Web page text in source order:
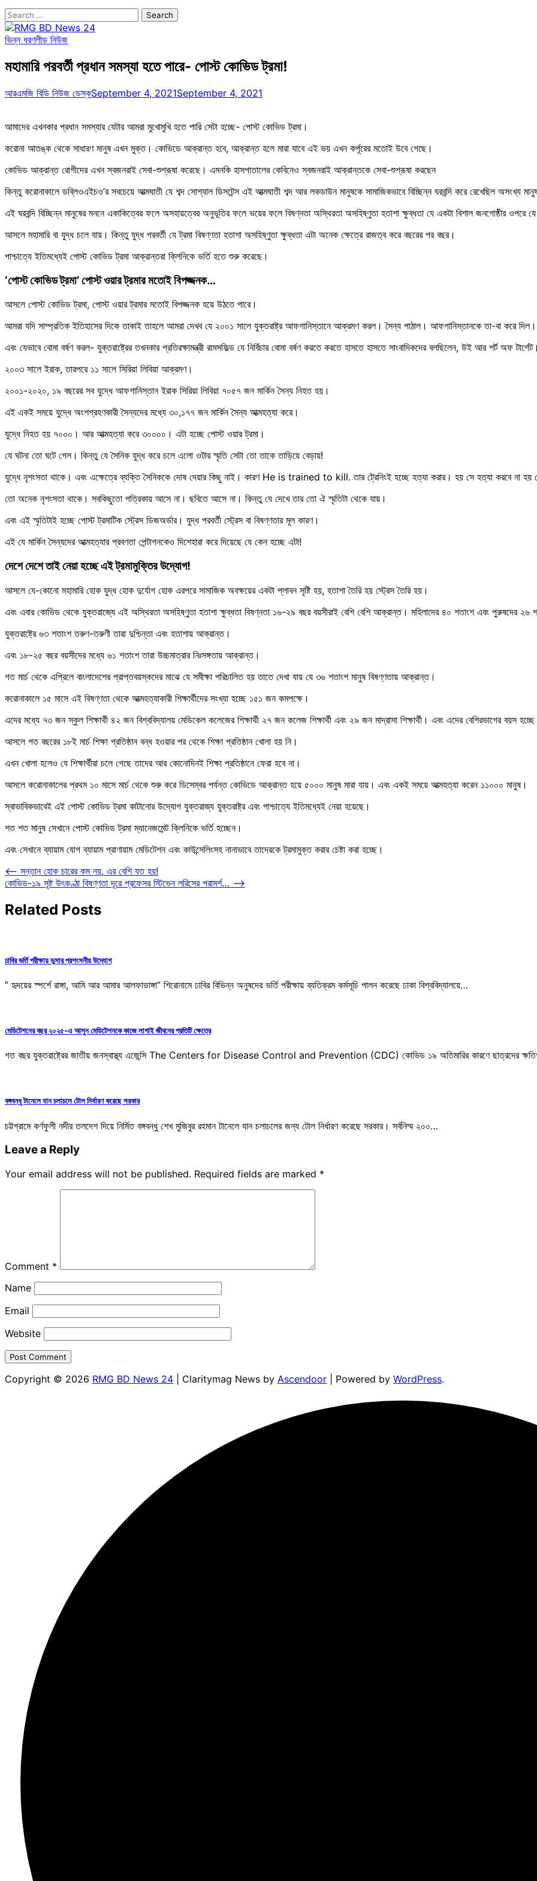
Search
for:
ভিন্ন ধরণলীড নিউজ
মহামারি পরবর্তী প্রধান সমস্যা হতে পারে- পোস্ট কোভিড ট্রমা!
আরএমজি বিডি নিউজ ডেস্কSeptember 4, 2021September 4, 2021
আমাদের এখনকার প্রধান সমস্যার যেটার আমরা মুখোমুখি হতে পারি সেটা হচ্ছে- পোস্ট কোভিড ট্রমা।
করোনা আতঙ্ক থেকে সাধারণ মানুষ এখন মুক্ত। কোভিডে আক্রান্ত হবে, আক্রান্ত হলে মারা যাবে এই ভয় এখন কর্পূরের মতোই উবে গেছে।
কোভিড আক্রান্ত রোগীদের এখন স্বজনরাই সেবা-শুশ্রূষা করেছে। এমনকি হাসপাতালের কেবিনেও স্বজনরাই আক্রান্তকে সেবা-শুশ্রূষা করছেন
কিন্তু করোনাকালে ডব্লিওএইচও’র সবচেয়ে আত্মঘাতী যে শব্দ সোশ্যাল ডিসটেন্স এই আত্মঘাতী শব্দ আর লকডাউন মানুষকে সামাজিকভাবে বিচ্ছিন্ন ঘরবন্দি করে রেখেছিল অসংখ্য
এই ঘরবন্দি বিচ্ছিন্ন মানুষের মননে একাকিত্বের ফলে অসহায়ত্বের অনুভূতির ফলে ভয়ের ফলে বিষণ্নতা অস্থিরতা অসহিষ্ণুতা হতাশা ক্ষুব্ধতা যে একটা বিশাল জনগোষ্ঠীর
আসলে মহামারি বা যুদ্ধ চলে যায়। কিন্তু যুদ্ধ পরবর্তী যে ট্রমা বিষণ্ণতা হতাশা অসহিষ্ণুতা ক্ষুব্ধতা এটা অনেক ক্ষেত্রে রাজত্ব করে বছরের পর বছর।
পাশ্চাত্যে ইতিমধ্যেই পোস্ট কোভিড ট্রমা আক্রান্তরা ক্লিনিকে ভর্তি হতে শুরু করেছে।
‘পোস্ট কোভিড ট্রমা’ পোস্ট ওয়ার ট্রমার মতোই বিপজ্জনক…
আসলে পোস্ট কোভিড ট্রমা, পোস্ট ওয়ার ট্রমার মতোই বিপজ্জনক হয়ে উঠতে পারে।
আমরা যদি সাম্প্রতিক ইতিহাসের দিকে তাকাই তাহলে আমরা দেখব যে ২০০১ সালে যুক্তরাষ্ট্র আফগানিস্তানে আক্রমণ করল। সৈন্য পাঠাল। আফগানিস্তানকে তা-বা করে দিল।
এবং যেভাবে বোমা বর্ষণ করল- যুক্তরাষ্ট্রের তখনকার প্রতিরক্ষামন্ত্রী রামসফিল্ড যে নির্বিচার বোমা বর্ষণ করতে করতে হাসতে হাসতে সাংবাদিকদের বলছিলেন, উই আর শর্ট অফ
২০০৩ সালে ইরাক, তারপরে ১১ সালে সিরিয়া লিবিয়া আক্রমণ।
২০০১-২০২০, ১৯ বছরের সব যুদ্ধে আফগানিস্তান ইরাক সিরিয়া লিবিয়া ৭০৫৭ জন মার্কিন সৈন্য নিহত হয়।
এই একই সময়ে যুদ্ধে অংশগ্রহণকারী সৈন্যদের মধ্যে ৩০,১৭৭ জন মার্কিন সৈন্য আত্মহত্যা করে।
যুদ্ধে নিহত হয় ৭০০০। আর আত্মহত্যা করে ৩০০০০। এটা হচ্ছে পোস্ট ওয়ার ট্রমা।
যে ঘটনা তো ঘটে গেল। কিন্তু যে সৈনিক যুদ্ধ করে চলে এলো ওটার স্মৃতি সেটা তো তাকে তাড়িয়ে বেড়ায়!
যুদ্ধে নৃশংসতা থাকে। এবং এক্ষেত্রে ব্যক্তি সৈনিককে দোষ দেয়ার কিছু নাই। কারণ He is trained to kill. তার ট্রেনিংই হচ্ছে হত্যা করার। হয় সে হত্যা করবে না হয়
তো অনেক নৃশংসতা থাকে। সবকিছুতো পত্রিকায় আসে না। ছবিতে আসে না। কিন্তু যে দেখে তার তো ঐ স্মৃতিটা থেকে যায়।
এবং এই স্মৃতিটাই হচ্ছে পোস্ট ট্রমাটিক স্ট্রেস ডিজঅর্ডার। যুদ্ধ পরবর্তী স্ট্রেস বা বিষণ্ণতার মূল কারণ।
এই যে মার্কিন সৈন্যদের আত্মহত্যার প্রবণতা পেন্টাগনকেও দিশেহারা করে দিয়েছে যে কেন হচ্ছে এটা!
দেশে দেশে তাই নেয়া হচ্ছে এই ট্রমামুক্তির উদ্যোগ!
আসলে যে-কোনো মহামারি হোক যুদ্ধ হোক দুর্যোগ হোক এরপরে সামাজিক অবক্ষয়ের একটা প্লাবন সৃষ্টি হয়, হতাশা তৈরি হয় স্ট্রেস তৈরি হয়।
এবং এবার কোভিড থেকে যুক্তরাজ্যে এই অস্থিরতা অসহিষ্ণুতা হতাশা ক্ষুব্ধতা বিষণ্নতা ১৬-২৯ বছর বয়সীরাই বেশি বেশি আক্রান্ত। মহিলাদের ৪০ শতাংশ এবং পুরুষদের ২৬
যুক্তরাষ্ট্রে ৬৩ শতাংশ তরুণ-তরুণী তারা দুশ্চিন্তা এবং হতাশায় আক্রান্ত।
এবং ১৮-২৫ বছর বয়সীদের মধ্যে ৬১ শতাংশ তারা উচ্চমাত্রার নিঃসঙ্গতায় আক্রান্ত।
গত মার্চ থেকে এপ্রিলে বাংলাদেশের প্রাপ্তবয়স্কদের মাঝে যে সমীক্ষা পরিচালিত হয় তাতে দেখা যায় যে ৩৬ শতাংশ মানুষ বিষণ্ণতায় আক্রান্ত।
করোনাকালে ১৫ মাসে এই বিষণ্ণতা থেকে আত্মহত্যাকারী শিক্ষার্থীদের সংখ্যা হচ্ছে ১৫১ জন কমপক্ষে।
এদের মধ্যে ৭৩ জন স্কুল শিক্ষার্থী ৪২ জন বিশ্ববিদ্যালয় মেডিকেল কলেজের শিক্ষার্থী ২৭ জন কলেজ শিক্ষার্থী এবং ২৯ জন মাদ্রাসা শিক্ষার্থী। এবং এদের বেশিরভাগের বয়স
আসলে গত বছরের ১৮ই মার্চ শিক্ষা প্রতিষ্ঠান বন্ধ হওয়ার পর থেকে শিক্ষা প্রতিষ্ঠান খোলা হয় নি।
এখন খোলা হলেও যে শিক্ষার্থীরা চলে গেছে তাদের আর কোনোদিনই শিক্ষা প্রতিষ্ঠানে ফেরা হবে না।
আসলে করোনাকালের প্রথম ১০ মাসে মার্চ থেকে শুরু করে ডিসেম্বর পর্যন্ত কোভিডে আক্রান্ত হয়ে ৫০০০ মানুষ মারা যায়। এবং একই সময়ে আত্মহত্যা করেন ১১০০০ মানুষ।
স্বাভাবিকভাবেই এই পোস্ট কোভিড ট্রমা কাটানোর উদ্যোগ যুক্তরাজ্য যুক্তরাষ্ট্র এবং পাশ্চাত্যে ইতিমধ্যেই নেয়া হয়েছে।
শত শত মানুষ সেখানে পোস্ট কোভিড ট্রমা ম্যানেজমেন্ট ক্লিনিকে ভর্তি হচ্ছেন।
এবং সেখানে ব্যায়াম যোগ ব্যায়াম প্রাণায়াম মেডিটেশন এবং কাউন্সেলিংসহ নানাভাবে তাদেরকে ট্রমামুক্ত করার চেষ্টা করা হচ্ছে।
Post
navigation
⟵ সন্তান হোক চারের কম নয়, এর বেশি যত হয়!
কোভিড-১৯ সৃষ্ট উৎকণ্ঠা বিষণ্ণতা দূরে প্রফেসর স্টিভেন লরিসের পরামর্শ… ⟶
Related Posts
ঢাবির ভর্তি পরীক্ষায় ডুসার প্রশংসনীয় উদ্যোগ
” হৃদয়ের স্পর্শে রাঙ্গা, আমি আর আমার আলফাডাঙ্গা” শিরোনামে ঢাবির বিভিন্ন অনুষদের ভর্তি পরীক্ষায় ব্যতিক্রম কর্মসূচি পালন করেছে ঢাকা বিশ্ববিদ্যালয়ে…
মেডিটেশনের বছর ২০২৫-এ আসুন মেডিটেশনকে কাজে লাগাই জীবনের প্রতিটি ক্ষেত্রে
গত বছর যুক্তরাষ্ট্রের জাতীয় জনস্বাস্থ্য এজেন্সি The Centers for Disease Control and Prevention (CDC) কোভিড ১৯ অতিমারির কারণে ছাত্রদের
বঙ্গবন্ধু টানেলে যান চলাচলে টোল নির্ধারণ করেছে সরকার
চট্টগ্রামে কর্ণফুলী নদীর তলদেশ দিয়ে নির্মিত বঙ্গবন্ধু শেখ মুজিবুর রহমান টানেলে যান চলাচলের জন্য টোল নির্ধারণ করেছে সরকার। সর্বনিম্ম ২০০…
Leave a Reply
Your email address will not be published. Required fields are marked *
Comment *
Name
Email
Website
Copyright © 2026 RMG BD News 24 | Claritymag News by Ascendoor | Powered by WordPress.